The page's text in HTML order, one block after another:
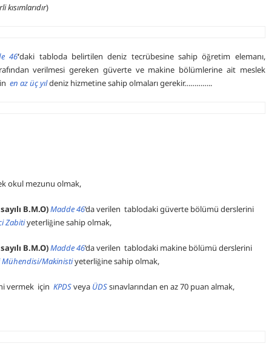
)
46‘daki tabloda belirtilen deniz tecrübesine sahip öğretim elemanı,
verilmesi gereken güverte ve makine bölümlerine ait meslek
en az üç yıldeniz hizmetine sahip olmaları gerekir…………..
okul mezunu olmak,
B.M.O)Madde 46‘da verilen tablodaki güverte bölümü derslerini
Zabitiyeterliğine sahip olmak,
B.M.O)Madde 46‘da verilen tablodaki makine bölümü derslerini
Mühendisi/Makinistiyeterliğine sahip olmak,
vermek için KPDSveya ÜDSsınavlarından en az 70 puan almak,